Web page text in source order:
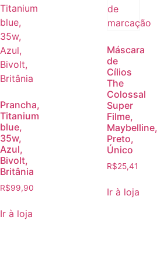
Prancha,
Titanium
blue,
35w,
Azul,
Bivolt,
Britânia
R$99,90
Ir à loja
Máscara
de
Cílios
The
Colossal
Super
Filme,
Maybelline,
Preto,
Único
R$25,41
Ir à loja